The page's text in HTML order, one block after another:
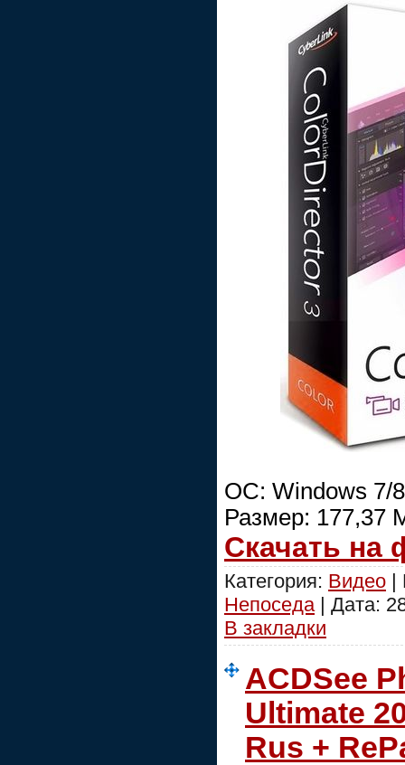
ОС: Windows 7/
Размер: 177,37
Скачать на
Категория: Видео |
Непоседа | Дата:
В закладки
ACDSee
Ultimate
Rus +